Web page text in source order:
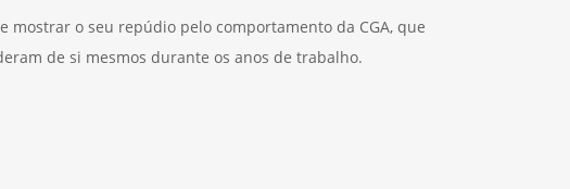
mostrar o seu repúdio pelo comportamento da CGA, que
de si mesmos durante os anos de trabalho.